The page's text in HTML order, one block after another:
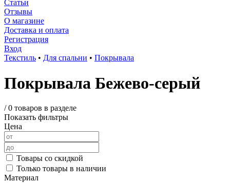
Статьи
Отзывы
О магазине
Доставка и оплата
Регистрация
Вход
Текстиль • Для спальни • Покрывала
Покрывала Бежево-серый
/0 товаров в разделе
Показать фильтры
Цена
Товары со скидкой
Только товары в наличии
Материал